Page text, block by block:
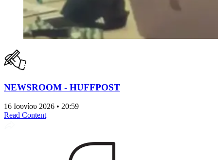
NEWSROOM - HUFFPOST
16 Ιουνίου 2026 • 20:59
Read Content